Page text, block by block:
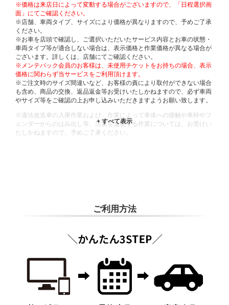
※価格は来店日によって変動する場合がございますので、「日程選択画
面」にてご確認ください。
※店舗、車両タイプ、サイズにより価格が異なりますので、予めご了承
ください。
※お車を店頭で確認し、ご選択いただいたサービス内容とお車の状態・
車両タイプ等が適合しない場合は、表示価格と作業価格が異なる場合が
ございます。詳しくは、店舗にてご確認ください。
※メンテパック会員のお客様は、未使用チケットをお持ちの場合、表示
価格に関わらず当サービスをご利用頂けます。
※ご注文時のサイズ間違いなど、お客様の責により取付ができない場合
も含め、商品の交換、返品返金等お受けいたしかねますので、必ず車両
やサイズ等をご確認の上お申し込みいただきますようお願い致します。
※違法改造車の入庫作業および、作業によって車体への接触や車枠やフ
ェンダーからのはみ出し等、法規を逸脱する作業については、お受けい
たしかねますので、予めご了承ください。
ご利用方法